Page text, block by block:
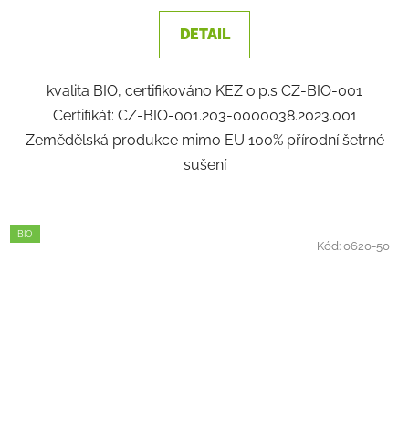
DETAIL
kvalita BIO, certifikováno KEZ o.p.s CZ-BIO-001
Certifikát: CZ-BIO-001.203-0000038.2023.001
Zemědělská produkce mimo EU 100% přírodní šetrné
sušení
BIO
Kód:0620-50